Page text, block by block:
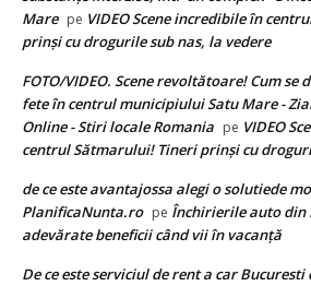
Mare pe VIDEO Scene incredibile în
prinși cu drogurile sub nas, la vedere
FOTO/VIDEO. Scene revoltătoare! Cum se
fete în centrul municipiului Satu Mare -
Online - Stiri locale Romania pe VIDEO
centrul Sătmarului! Tineri prinși cu
de ce este avantajossa alegi o solutiede
PlanificaNunta.ro pe Închirierile auto din
adevărate beneficii când vii în vacanță
De ce este serviciul de rent a car